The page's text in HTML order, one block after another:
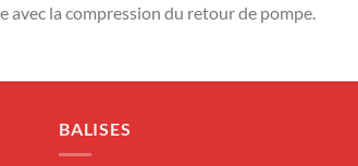
la compression du retour de pompe.
BALISES